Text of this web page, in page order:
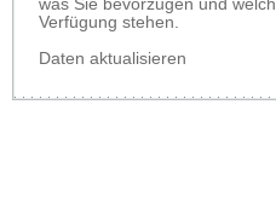
was Sie bevorzugen und
Verfügung stehen.
Daten aktualisieren